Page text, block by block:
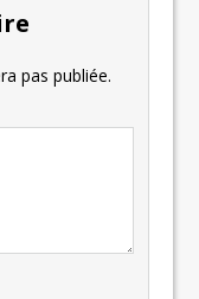
pas publiée.